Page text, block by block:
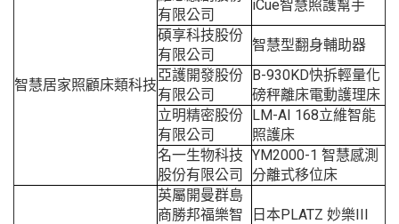
智慧居家照顧床類科技
有限公司
iCue智慧照護幫手
碩享科技股份
有限公司
智慧型翻身輔助器
亞護開發股份
有限公司
B-930KD快拆輕量化
磅秤離床電動護理床
立明精密股份
有限公司
LM-AI 168立維智能
照護床
名一生物科技
股份有限公司
YM2000-1 智慧感測
分離式移位床
英屬開曼群島
商勝邦福樂智
日本PLATZ 妙樂III